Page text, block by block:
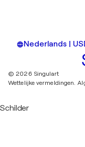
Nederlands |
© 2026 Singulart
Wettelijke vermeldingen.
Schilder